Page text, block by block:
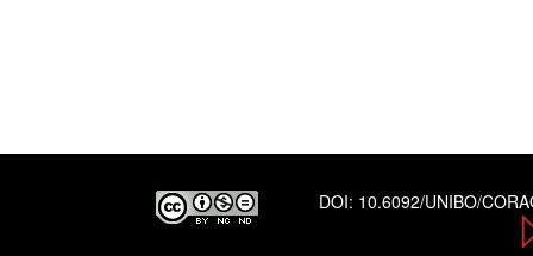
DOI: 10.6092/UNIBO/